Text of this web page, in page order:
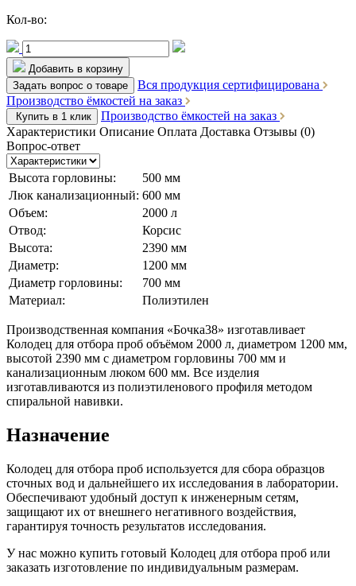
Кол-во:
Добавить в корзину
Задать вопрос о товаре
Вся продукция сертифицирована
Производство ёмкостей на заказ
Купить в 1 клик
Производство ёмкостей на заказ
Характеристики Описание Оплата Доставка Отзывы (0)
Вопрос-ответ
Высота горловины:
500 мм
Люк канализационный: 600 мм
Объем:
2000 л
Отвод:
Корсис
Высота:
2390 мм
Диаметр:
1200 мм
Диаметр горловины:
700 мм
Материал:
Полиэтилен
Производственная компания «Бочка38» изготавливает
Колодец для отбора проб объёмом 2000 л, диаметром 1200 мм,
высотой 2390 мм с диаметром горловины 700 мм и
канализационным люком 600 мм. Все изделия
изготавливаются из полиэтиленового профиля методом
спиральной навивки.
Назначение
Колодец для отбора проб используется для сбора образцов
сточных вод и дальнейшего их исследования в лаборатории.
Обеспечивают удобный доступ к инженерным сетям,
защищают их от внешнего негативного воздействия,
гарантируя точность результатов исследования.
У нас можно купить готовый Колодец для отбора проб или
заказать изготовление по индивидуальным размерам.